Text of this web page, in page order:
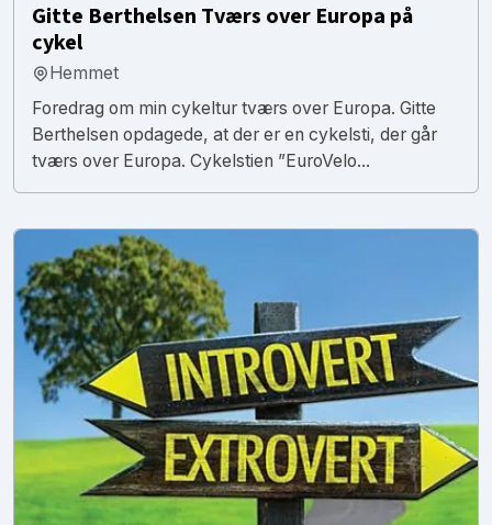
Gitte Berthelsen Tværs over Europa på
cykel
Hemmet
Foredrag om min cykeltur tværs over Europa. Gitte
Berthelsen opdagede, at der er en cykelsti, der går
tværs over Europa. Cykelstien ”EuroVelo...